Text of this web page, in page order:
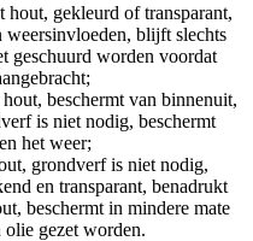
hout, gekleurd of transparant,
weersinvloeden, blijft slechts
geschuurd worden voordat
beschermt van binnenuit,
is niet nodig, beschermt
het weer;
grondverf is niet nodig,
en transparant, benadrukt
beschermt in mindere mate
olie gezet worden.